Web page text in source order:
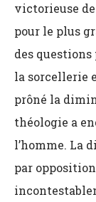
victorieuse
pour le plus
des
la sorcellerie
prôné la
théologie a
l’homme. La
par